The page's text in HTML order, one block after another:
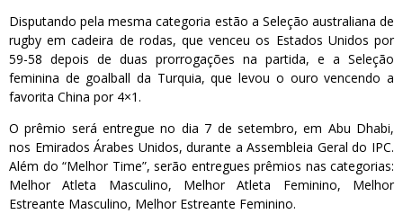
Disputando pela mesma categoria estão a Seleção australiana de
rugby em cadeira de rodas, que venceu os Estados Unidos por
59-58 depois de duas prorrogações na partida, e a Seleção
feminina de goalball da Turquia, que levou o ouro vencendo a
favorita China por 4×1.
O prêmio será entregue no dia 7 de setembro, em Abu Dhabi,
nos Emirados Árabes Unidos, durante a Assembleia Geral do IPC.
Além do “Melhor Time”, serão entregues prêmios nas categorias:
Melhor Atleta Masculino, Melhor Atleta Feminino, Melhor
Estreante Masculino, Melhor Estreante Feminino.